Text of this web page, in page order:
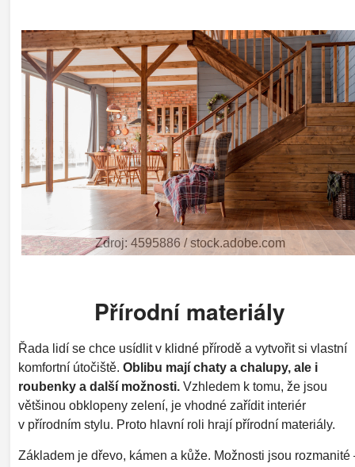
Zdroj: 4595886 / stock.adobe.com
Přírodní materiály
Řada lidí se chce usídlit v klidné přírodě a vytvořit si vlastní
komfortní útočiště. Oblibu mají chaty a chalupy, ale i
roubenky a další možnosti.Vzhledem k tomu, že jsou
většinou obklopeny zelení, je vhodné zařídit interiér
v přírodním stylu. Proto hlavní roli hrají přírodní materiály.
Základem je dřevo, kámen a kůže. Možnosti jsou rozmanité